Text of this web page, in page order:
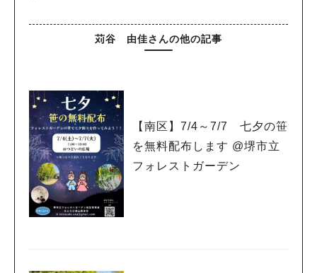
苅谷 由佳さんの他の記事
【南区】7/4～7/7 七夕の笹
を無料配布します @堺市立
フォレストガーデン